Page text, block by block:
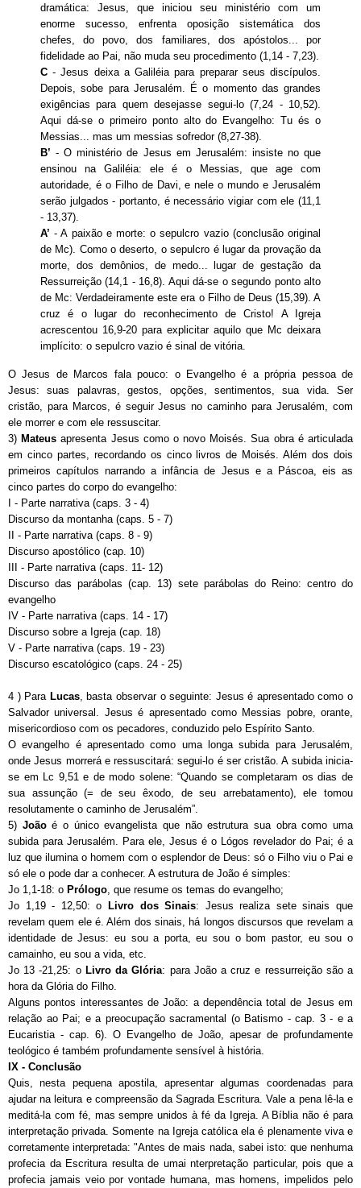
dramática: Jesus, que iniciou seu ministério com um
enorme sucesso, enfrenta oposição sistemática dos
chefes, do povo, dos familiares, dos apóstolos... por
fidelidade ao Pai, não muda seu procedimento (1,14 - 7,23).
C - Jesus deixa a Galiléia para preparar seus discípulos.
Depois, sobe para Jerusalém. É o momento das grandes
exigências para quem desejasse segui-lo (7,24 - 10,52).
Aqui dá-se o primeiro ponto alto do Evangelho: Tu és o
Messias... mas um messias sofredor (8,27-38).
B’ - O ministério de Jesus em Jerusalém: insiste no que
ensinou na Galiléia: ele é o Messias, que age com
autoridade, é o Filho de Davi, e nele o mundo e Jerusalém
serão julgados - portanto, é necessário vigiar com ele (11,1
- 13,37).
A’ - A paixão e morte: o sepulcro vazio (conclusão original
de Mc). Como o deserto, o sepulcro é lugar da provação da
morte, dos demônios, de medo... lugar de gestação da
Ressurreição (14,1 - 16,8). Aqui dá-se o segundo ponto alto
de Mc: Verdadeiramente este era o Filho de Deus (15,39). A
cruz é o lugar do reconhecimento de Cristo! A Igreja
acrescentou 16,9-20 para explicitar aquilo que Mc deixara
implícito: o sepulcro vazio é sinal de vitória.
O Jesus de Marcos fala pouco: o Evangelho é a própria pessoa de
Jesus: suas palavras, gestos, opções, sentimentos, sua vida. Ser
cristão, para Marcos, é seguir Jesus no caminho para Jerusalém, com
ele morrer e com ele ressuscitar.
3) Mateus apresenta Jesus como o novo Moisés. Sua obra é articulada
em cinco partes, recordando os cinco livros de Moisés. Além dos dois
primeiros capítulos narrando a infância de Jesus e a Páscoa, eis as
cinco partes do corpo do evangelho:
I - Parte narrativa (caps. 3 - 4)
Discurso da montanha (caps. 5 - 7)
II - Parte narrativa (caps. 8 - 9)
Discurso apostólico (cap. 10)
III - Parte narrativa (caps. 11- 12)
Discurso das parábolas (cap. 13) sete parábolas do Reino: centro do
evangelho
IV - Parte narrativa (caps. 14 - 17)
Discurso sobre a Igreja (cap. 18)
V - Parte narrativa (caps. 19 - 23)
Discurso escatológico (caps. 24 - 25)
4 ) Para Lucas, basta observar o seguinte: Jesus é apresentado como o
Salvador universal. Jesus é apresentado como Messias pobre, orante,
misericordioso com os pecadores, conduzido pelo Espírito Santo.
O evangelho é apresentado como uma longa subida para Jerusalém,
onde Jesus morrerá e ressuscitará: segui-lo é ser cristão. A subida inicia-
se em Lc 9,51 e de modo solene: “Quando se completaram os dias de
sua assunção (= de seu êxodo, de seu arrebatamento), ele tomou
resolutamente o caminho de Jerusalém”.
5) Joãoé o único evangelista que não estrutura sua obra como uma
subida para Jerusalém. Para ele, Jesus é o Lógos revelador do Pai; é a
luz que ilumina o homem com o esplendor de Deus: só o Filho viu o Pai e
só ele o pode dar a conhecer. A estrutura de João é simples:
Jo 1,1-18: o Prólogo, que resume os temas do evangelho;
Jo 1,19 - 12,50: o
Livro dos Sinais: Jesus realiza sete sinais que
revelam quem ele é. Além dos sinais, há longos discursos que revelam a
identidade de Jesus: eu sou a porta, eu sou o bom pastor, eu sou o
camainho, eu sou a vida, etc.
Jo 13 -21,25: o Livro da Glória: para João a cruz e ressurreição são a
hora da Glória do Filho.
Alguns pontos interessantes de João: a dependência total de Jesus em
relação ao Pai; e a preocupação sacramental (o Batismo - cap. 3 - e a
Eucaristia - cap. 6). O Evangelho de João, apesar de profundamente
teológico é também profundamente sensível à história.
IX - Conclusão
Quis, nesta pequena apostila, apresentar algumas coordenadas para
ajudar na leitura e compreensão da Sagrada Escritura. Vale a pena lê-la e
meditá-la com fé, mas sempre unidos à fé da Igreja. A Bíblia não é para
interpretação privada. Somente na Igreja católica ela é plenamente viva e
corretamente interpretada: "Antes de mais nada, sabei isto: que nenhuma
profecia da Escritura resulta de umai nterpretação particular, pois que a
profecia jamais veio por vontade humana, mas homens, impelidos pelo